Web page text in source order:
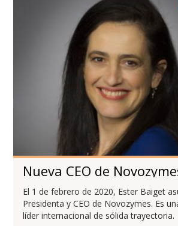
Nueva CEO de
El 1 de febrero de 2020, Ester Baiget
Presidenta y CEO de Novozymes. Es
líder internacional de sólida trayectoria.